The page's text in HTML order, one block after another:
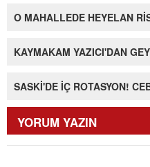
O MAHALLEDE HEYELAN
KAYMAKAM YAZICI'DAN
SASKİ'DE İÇ ROTASYON!
YORUM YAZIN